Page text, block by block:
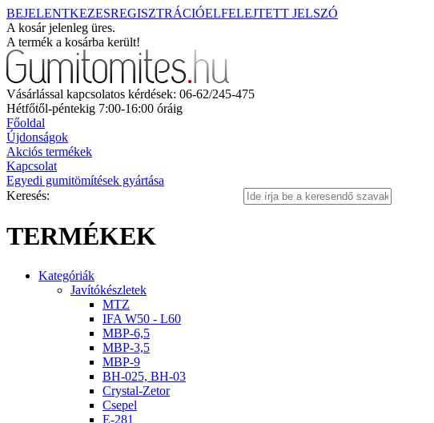
BEJELENTKEZESREGISZTRÁCIÓELFELEJTETT JELSZÓ
A kosár jelenleg üres.
A termék a kosárba került!
Vásárlással kapcsolatos kérdések: 06-62/245-475
Hétfőtől-péntekig 7:00-16:00 óráig
Főoldal
Újdonságok
Akciós termékek
Kapcsolat
Egyedi gumitömítések gyártása
Keresés:
TERMÉKEK
Kategóriák
Javítókészletek
MTZ
IFA W50 - L60
MBP-6,5
MBP-3,5
MBP-9
BH-025, BH-03
Crystal-Zetor
Csepel
E-281